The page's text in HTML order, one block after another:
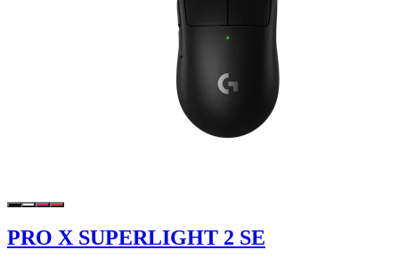
PRO X SUPERLIGHT 2 SE